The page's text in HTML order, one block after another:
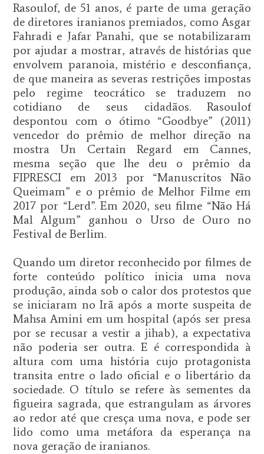
Rasoulof, de 51 anos, é parte de uma geração
de diretores iranianos premiados, como Asgar
Fahradi e Jafar Panahi, que se notabilizaram
por ajudar a mostrar, através de histórias que
envolvem paranoia, mistério e desconfiança,
de que maneira as severas restrições impostas
pelo regime teocrático se traduzem no
cotidiano de seus cidadãos. Rasoulof
despontou com o ótimo “Goodbye” (2011)
vencedor do prêmio de melhor direção na
mostra Un Certain Regard em Cannes,
mesma seção que lhe deu o prêmio da
FIPRESCI em 2013 por “Manuscritos Não
Queimam” e o prêmio de Melhor Filme em
2017 por “Lerd”. Em 2020, seu filme “Não Há
Mal Algum” ganhou o Urso de Ouro no
Festival de Berlim.
Quando um diretor reconhecido por filmes de
forte conteúdo político inicia uma nova
produção, ainda sob o calor dos protestos que
se iniciaram no Irã após a morte suspeita de
Mahsa Amini em um hospital (após ser presa
por se recusar a vestir a jihab), a expectativa
não poderia ser outra. E é correspondida à
altura com uma história cujo protagonista
transita entre o lado oficial e o libertário da
sociedade. O título se refere às sementes da
figueira sagrada, que estrangulam as árvores
ao redor até que cresça uma nova, e pode ser
lido como uma metáfora da esperança na
nova geração de iranianos.